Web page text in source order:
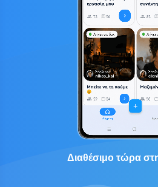
Διαθέσιμο τώρα